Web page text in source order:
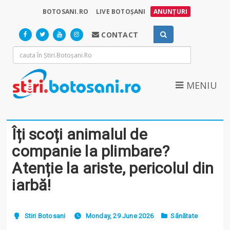
BOTOSANI.RO LIVE BOTOȘANI ANUNȚURI
CONTACT
MENIU
Îți scoți animalul de
companie la plimbare?
Atenție la ariste, pericolul din
iarbă!
Stiri Botosani Monday, 29 June 2026 Sănătate